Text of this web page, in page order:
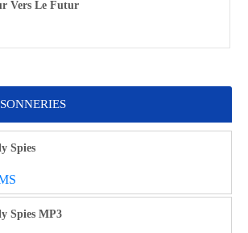
Vers Le Futur
Spies
Spies MP3